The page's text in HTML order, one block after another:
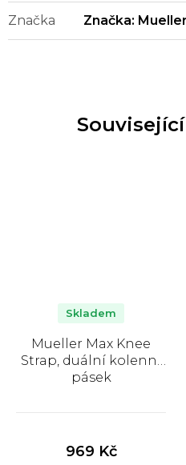
Mueller Max Knee
Strap, duální kolenní
pásek
produktu
Skladem
969 Kč
Značka Značka: